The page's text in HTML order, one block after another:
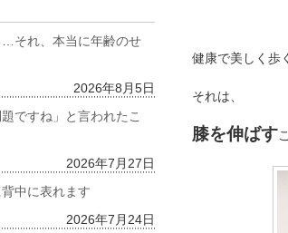
健康で美しく歩
それは、
膝を伸ばす
それ、本当に年齢のせ
2026年8月5日
ですね」と言われたこ
2026年7月27日
中に表れます
2026年7月24日